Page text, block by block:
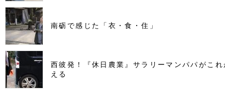
南砺で感じた「衣・食・住」
西彼発！『休日農業』サラリーマンパパがこ
える